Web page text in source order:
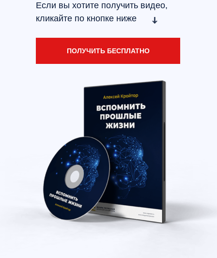
ПОЛУЧИТЬ БЕСПЛАТНО
Если вы хотите получить видео,
кликайте по кнопке ниже